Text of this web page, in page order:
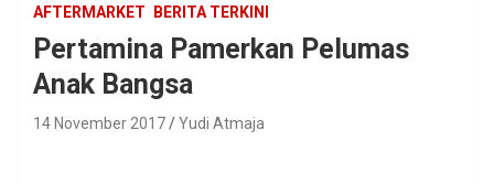
AFTERMARKET BERITA TERKINI
Pertamina Pamerkan Pelumas
Anak Bangsa
14 November 2017 Yudi Atmaja